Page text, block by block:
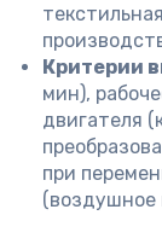
Критерии
мин),
двигателя
при
(воздушное